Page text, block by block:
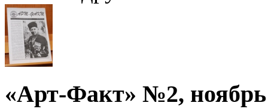
«Арт-Факт» №2, ноябрь